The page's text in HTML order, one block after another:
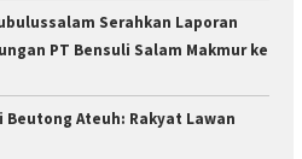
Serahkan Laporan
PT Bensuli Salam Makmur ke
Beutong Ateuh: Rakyat Lawan